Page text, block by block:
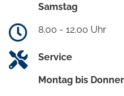
Samstag
8.00 - 12.00 Uhr
Service
Montag bis